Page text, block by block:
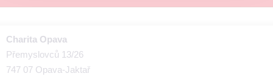
Charita Opava
Přemyslovců 13/26
747 07 Opava-Jaktař